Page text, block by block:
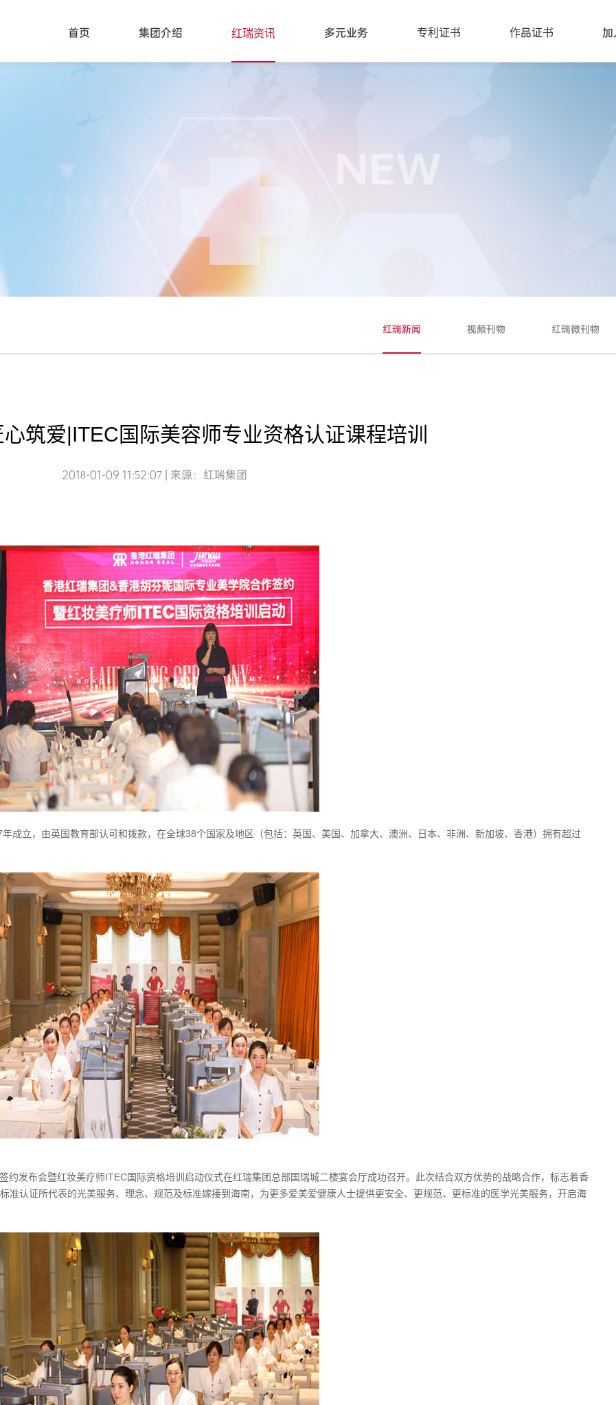
首页 集团介绍 红瑞资讯 多元业务 专利证书 作品证书 加
红瑞新闻 视频刊物 红瑞微刊物
筑爱|ITEC国际美容师专业资格认证课程培训
2018-01-09 11:52:07 | 来源：红瑞集团
成立，由英国教育部认可和拨款，在全球38个国家及地区（包括：英国、美国、加拿大、澳洲、日本、非洲、新加坡、香港）拥有超过
约发布会暨红妆美疗师ITEC国际资格培训启动仪式在红瑞集团总部国瑞城二楼宴会厅成功召开。此次结合双方优势的战略合作，标志着香
准认证所代表的光美服务、理念、规范及标准嫁接到海南，为更多爱美爱健康人士提供更安全、更规范、更标准的医学光美服务，开启海